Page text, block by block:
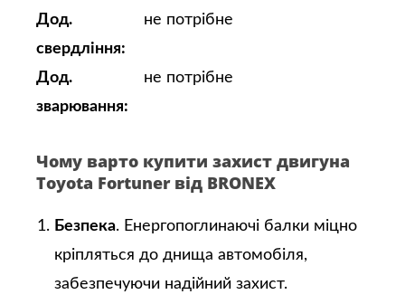
Дод.
свердління:
не потрібне
Дод.
зварювання:
не потрібне
Чому варто купити захист двигуна
Toyota Fortuner від BRONEX
Безпека. Енергопоглинаючі балки міцно
кріпляться до днища автомобіля,
забезпечуючи надійний захист.